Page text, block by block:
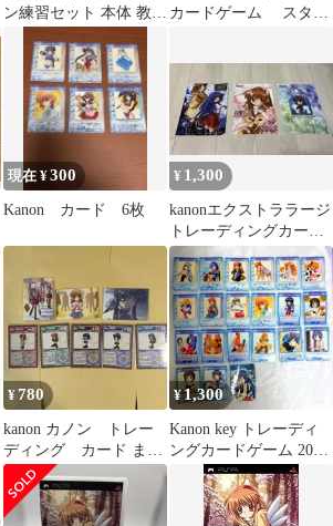
ン練習セット 本体 教本 カードゲーム スター
現在 ¥300
Kanon カード 6枚
¥ 1,300
kanonエクストララージ
トレーディングカード
2枚セット
¥780
kanon カノン トレー
ディング カード まと
めて
¥1,300
Kanon key トレーディ
ングカードゲーム 20枚
まとめ売り